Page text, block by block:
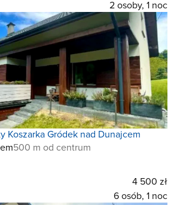
2 osoby, 1 noc
Koszarka Gródek nad Dunajcem
500 m od centrum
4 500 zł
6 osób, 1 noc